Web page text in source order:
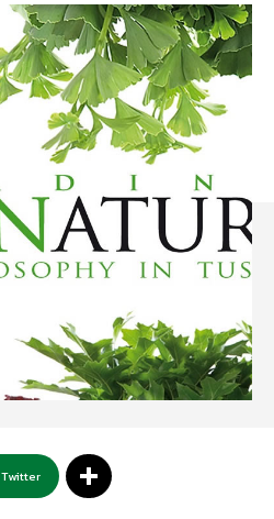
Twitter